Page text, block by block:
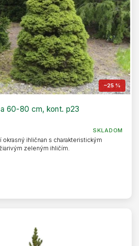
–25 %
60-80 cm, kont. p23
SKLADOM
okrasný ihličnan s charakteristickým
zeleným ihličím.